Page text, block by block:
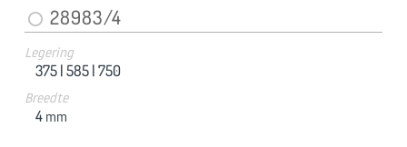
28983/4
Legering
375 |585 |750
Breedte
4 mm